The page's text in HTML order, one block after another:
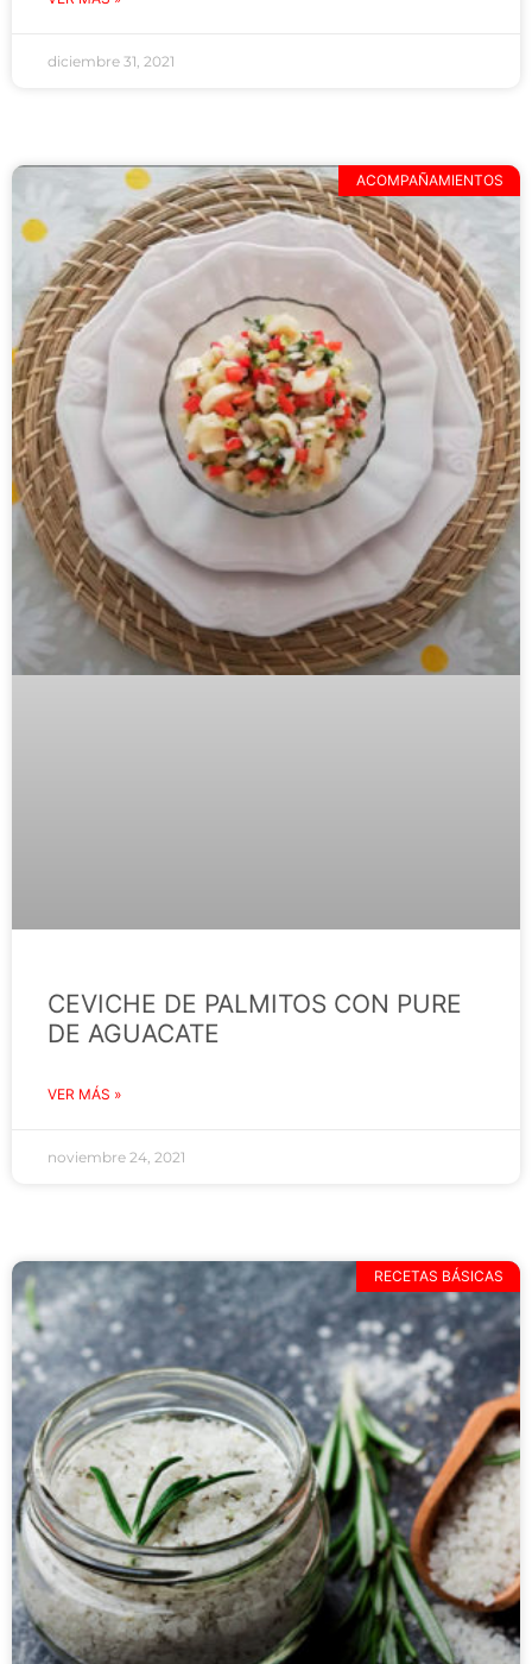
diciembre 31, 2021
ACOMPAÑAMIENTOS
CEVICHE DE PALMITOS CON PURE
DE AGUACATE
VER MÁS »
noviembre 24, 2021
RECETAS BÁSICAS